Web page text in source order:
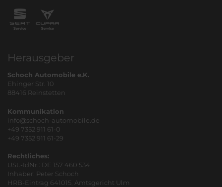
Herausgeber
Schoch Automobile e.K.
Ehinger Str. 10
88416 Reinstetten
Kommunikation
info@schoch-automobile.de
+49 7352 911 61-0
+49 7352 911 61-29
Rechtliches:
USt.-IdNr.: DE 157 460 534
Inhaber: Peter Schoch
HRB-Eintrag 641015, Amtsgericht Ulm